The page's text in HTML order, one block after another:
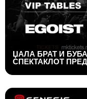
ЏАЛА БРАТ И
СПЕКТАКЛОТ